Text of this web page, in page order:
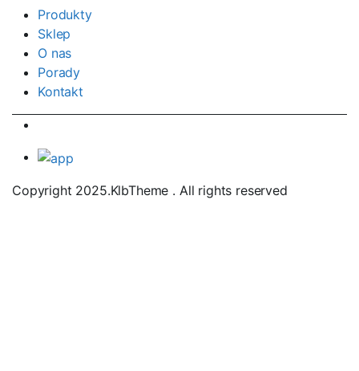
Produkty
Sklep
O nas
Porady
Kontakt
Copyright 2025.KlbTheme . All rights reserved